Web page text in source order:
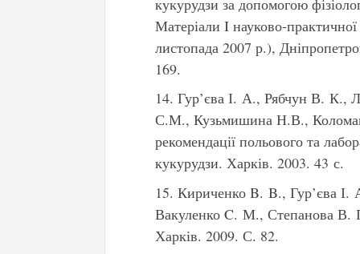
Матеріали I науково-
листопада 2007 р.),
169.
14. Гур’єва І. А., Рябчун В. К.,
С.М., Кузьмишина Н.В.,
рекомендації польового та
кукурудзи. Харків. 2003. 43 с.
15. Кириченко B. B., Гур’єва
Вакуленко C. М., Степанова В.
Харків. 2009. С. 82.